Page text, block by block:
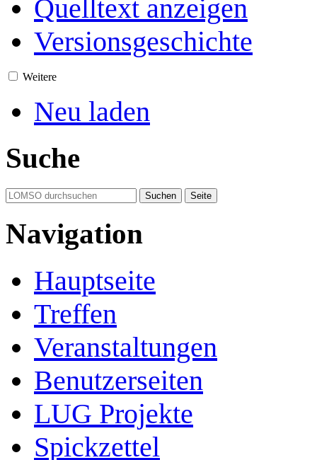
Quelltext anzeigen
Versionsgeschichte
Weitere
Neu laden
Suche
Navigation
Hauptseite
Treffen
Veranstaltungen
Benutzerseiten
LUG Projekte
Spickzettel